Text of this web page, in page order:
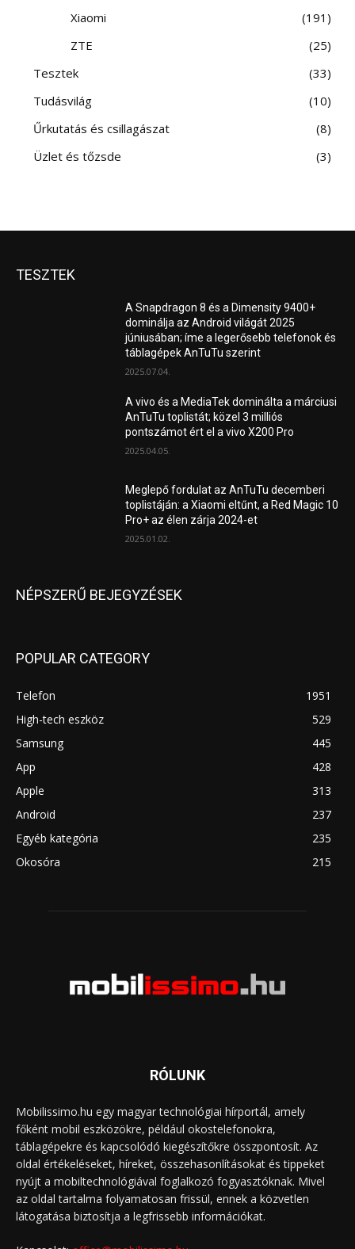
Xiaomi
191
ZTE
25
Tesztek
33
Tudásvilág
10
Űrkutatás és csillagászat
8
Üzlet és tőzsde
3
TESZTEK
A Snapdragon 8 és a Dimensity 9400+
dominálja az Android világát 2025
júniusában; íme a legerősebb telefonok és
táblagépek AnTuTu szerint
2025.07.04.
A vivo és a MediaTek dominálta a márciusi
AnTuTu toplistát; közel 3 milliós
pontszámot ért el a vivo X200 Pro
2025.04.05.
Meglepő fordulat az AnTuTu decemberi
toplistáján: a Xiaomi eltűnt, a Red Magic 10
Pro+ az élen zárja 2024-et
2025.01.02.
NÉPSZERŰ BEJEGYZÉSEK
POPULAR CATEGORY
Telefon
1951
High-tech eszköz
529
Samsung
445
App
428
Apple
313
Android
237
Egyéb kategória
235
Okosóra
215
RÓLUNK
Mobilissimo.hu egy magyar technológiai hírportál, amely
főként mobil eszközökre, például okostelefonokra,
táblagépekre és kapcsolódó kiegészítőkre összpontosít. Az
oldal értékeléseket, híreket, összehasonlításokat és tippeket
nyújt a mobiltechnológiával foglalkozó fogyasztóknak. Mivel
az oldal tartalma folyamatosan frissül, ennek a közvetlen
látogatása biztosítja a legfrissebb információkat.